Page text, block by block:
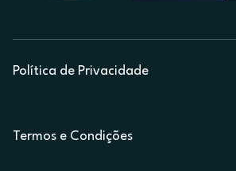
Política de Privacidade
Termos e Condições